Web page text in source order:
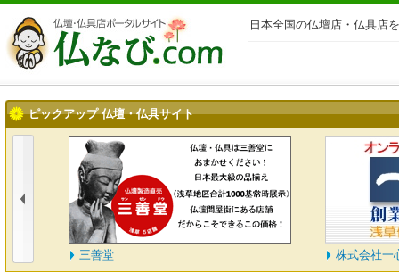
日本全国の仏壇店・仏具店
ピックアップ 仏壇・仏具サイト
三善堂 株式会社一